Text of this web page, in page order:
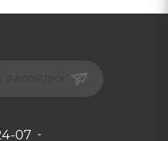
07